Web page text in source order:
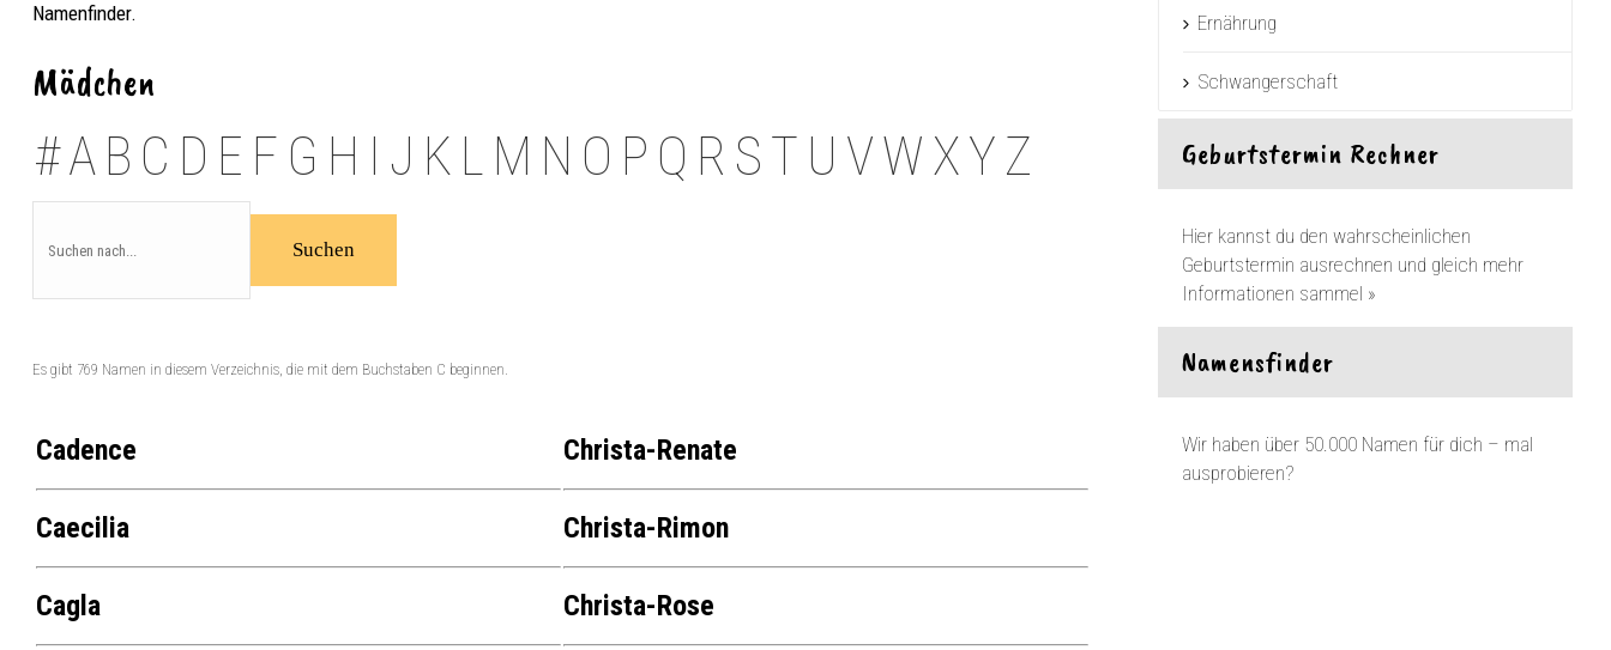
Namenfinder.
Mädchen
#AB C D E F G H I J K L M N O P Q R ST U VWXYZ
Es gibt 769 Namen in diesem Verzeichnis, die mit dem Buchstaben C beginnen.
Cadence
Caecilia
Cagla
Christa-Renate
Christa-Rimon
Christa-Rose
Ernährung
Schwangerschaft
Geburtstermin Rechner
Hier kannst du den wahrscheinlichen
Geburtstermin ausrechnen und gleich mehr
Informationen sammel »
Namensfinder
Wir haben über 50.000 Namen für dich – mal
ausprobieren?